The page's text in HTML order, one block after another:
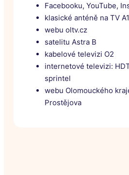
Facebooku, YouTube,
klasické anténě na TV
webu oltv.cz
satelitu Astra B
kabelové televizi O2
internetové televizi:
sprintel
webu Olomouckého
Prostějova